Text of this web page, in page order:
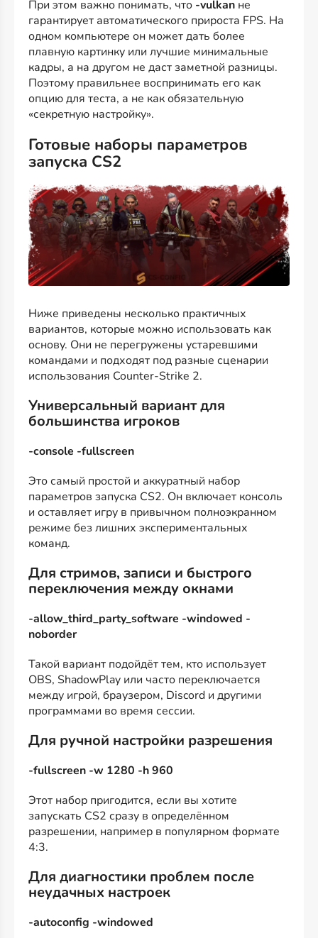
При этом важно понимать, что -vulkan не
гарантирует автоматического прироста FPS. На
одном компьютере он может дать более
плавную картинку или лучшие минимальные
кадры, а на другом не даст заметной разницы.
Поэтому правильнее воспринимать его как
опцию для теста, а не как обязательную
«секретную настройку».
Готовые наборы параметров
запуска CS2
Ниже приведены несколько практичных
вариантов, которые можно использовать как
основу. Они не перегружены устаревшими
командами и подходят под разные сценарии
использования Counter-Strike 2.
Универсальный вариант для
большинства игроков
-console -fullscreen
Это самый простой и аккуратный набор
параметров запуска CS2. Он включает консоль
и оставляет игру в привычном полноэкранном
режиме без лишних экспериментальных
команд.
Для стримов, записи и быстрого
переключения между окнами
-allow_third_party_software -windowed -
noborder
Такой вариант подойдёт тем, кто использует
OBS, ShadowPlay или часто переключается
между игрой, браузером, Discord и другими
программами во время сессии.
Для ручной настройки разрешения
-fullscreen -w 1280 -h 960
Этот набор пригодится, если вы хотите
запускать CS2 сразу в определённом
разрешении, например в популярном формате
4:3.
Для диагностики проблем после
неудачных настроек
-autoconfig -windowed